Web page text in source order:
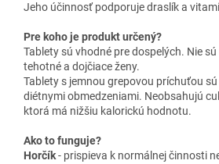
Jeho účinnosť podporuje draslík a
Pre koho je produkt určený?
Tablety sú vhodné pre dospelých. Nie sú
tehotné a dojčiace ženy.
Tablety s jemnou grepovou príchuťou
diétnymi obmedzeniami. Neobsahujú
ktorá má nižšiu kalorickú hodnotu.
Ako to funguje?
Horčík- prispieva k normálnej činnosti